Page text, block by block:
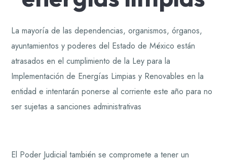
La mayoría de las dependencias, organismos, órganos,
ayuntamientos y poderes del Estado de México están
atrasados en el cumplimiento de la Ley para la
Implementación de Energías Limpias y Renovables en la
entidad e intentarán ponerse al corriente este año para no
ser sujetas a sanciones administrativas
El Poder Judicial también se compromete a tener un